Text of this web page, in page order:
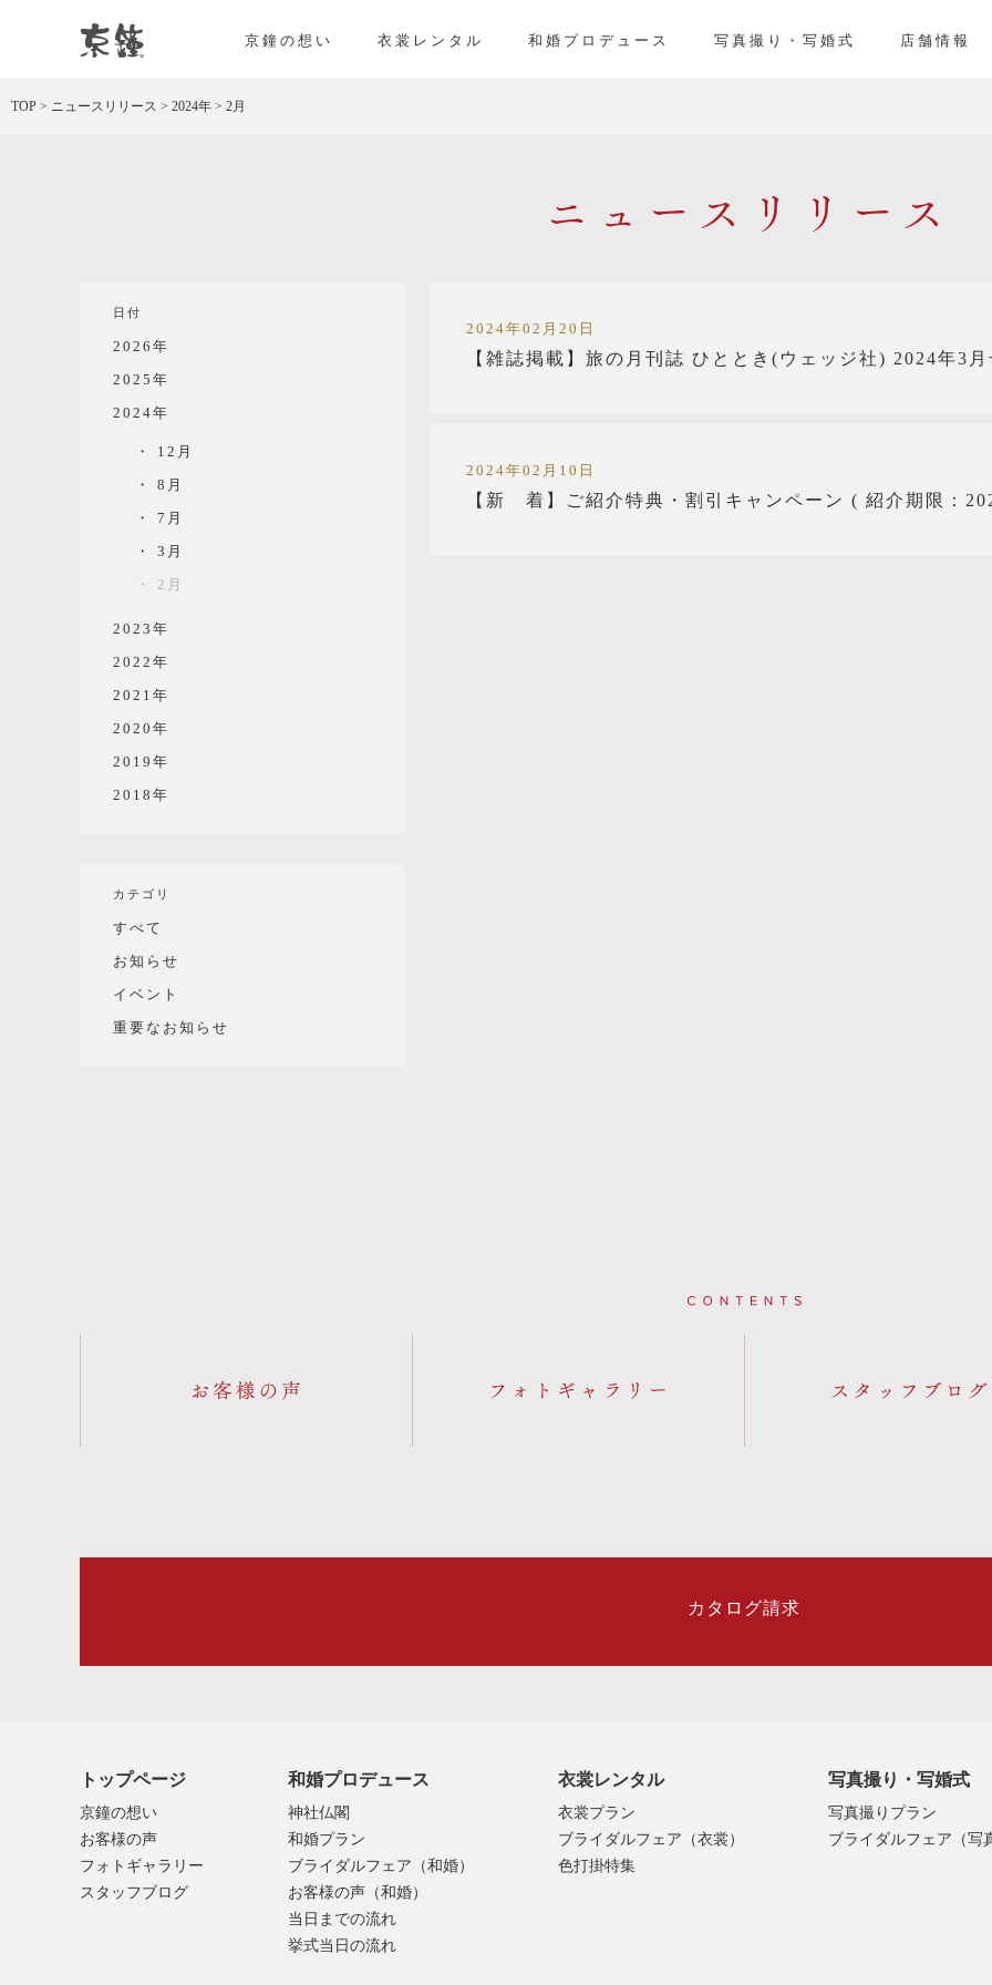
京都・東京で和装、和婚プロデュースなら「京鐘」
京鐘の想い 衣裳レンタル 和婚プロデュース 写真撮り・写婚式 店舗情報
TOP > ニュースリリース > 2024年 > 2月
2024年02月20日
【雑誌掲載】旅の月刊誌 ひととき(ウェッジ社) 2024年3月
2024年02月10日
【新 着】ご紹介特典・割引キャンペーン ( 紹介期限：
日付
2026年
2025年
2024年
12月
8月
7月
3月
2月
2023年
2022年
2021年
2020年
2019年
2018年
カテゴリ
すべて
お知らせ
イベント
重要なお知らせ
Contents
お客様の声 フォトギャラリー
カタログ請求
トップページ
京鐘の想い
お客様の声
フォトギャラリー
スタッフブログ
和婚プロデュース
神社仏閣
和婚プラン
ブライダルフェア（和婚）
お客様の声（和婚）
当日までの流れ
挙式当日の流れ
衣裳レンタル
衣裳プラン
ブライダルフェア（衣裳）
色打掛特集
写真撮り・写婚式
写真撮りプラン
ブライダルフェア（写